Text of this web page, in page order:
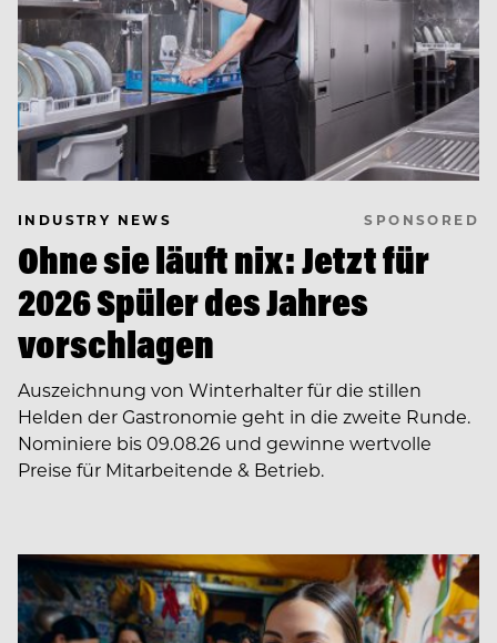
INDUSTRY NEWS SPONSORED
Ohne sie läuft nix: Jetzt für
2026 Spüler des Jahres
vorschlagen
Auszeichnung von Winterhalter für die stillen
Helden der Gastronomie geht in die zweite Runde.
Nominiere bis 09.08.26 und gewinne wertvolle
Preise für Mitarbeitende & Betrieb.